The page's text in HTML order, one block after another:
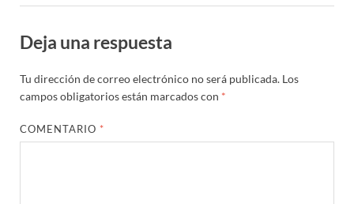
Deja una respuesta
Tu dirección de correo electrónico no será publicada. Los
campos obligatorios están marcados con *
COMENTARIO *